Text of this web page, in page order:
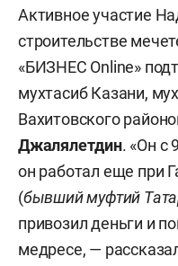
Активное участие
строительстве
«БИЗНЕС Online»
мухтасиб Казани,
Вахитовского
Джалялетдин. «Он с
он работал еще при
(бывший муфтий
привозил деньги и
медресе, —